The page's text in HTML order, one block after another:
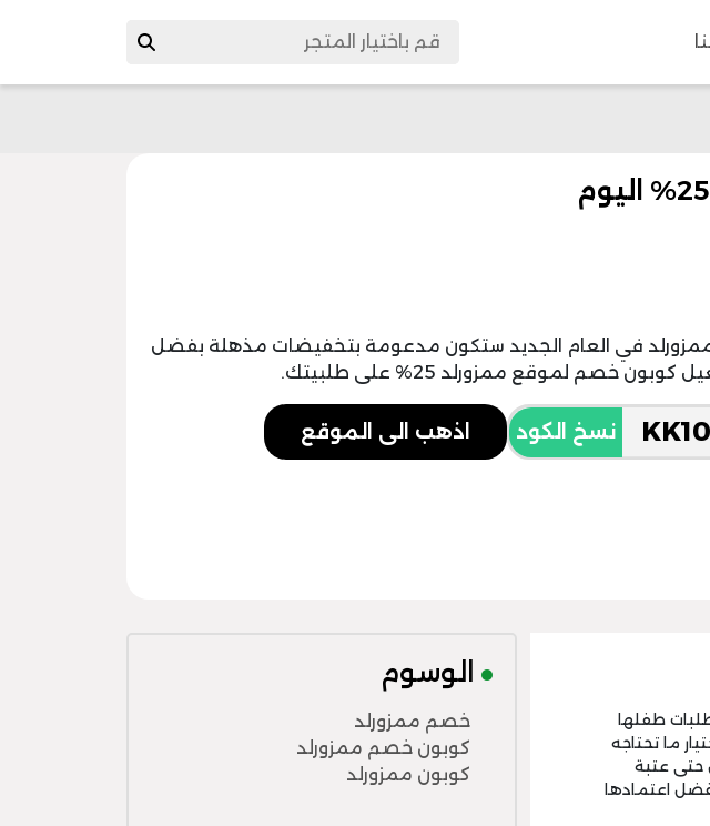
في العام الجديد ستكون مدعومة بتخفيضات مذهلة بفضل
كوبون خصم لموقع ممزورلد 25% على طلبيتك.
نسخ الكود اذهب الى الموقع
طفلها
ما تحتاجه
حتى عتبة
اعتمادها
الوسوم
خصم ممزورلد
كوبون خصم ممزورلد
كوبون ممزورلد